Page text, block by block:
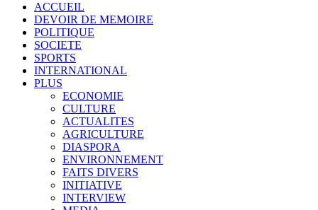
ACCUEIL
DEVOIR DE MEMOIRE
POLITIQUE
SOCIETE
SPORTS
INTERNATIONAL
PLUS
ECONOMIE
CULTURE
ACTUALITES
AGRICULTURE
DIASPORA
ENVIRONNEMENT
FAITS DIVERS
INITIATIVE
INTERVIEW